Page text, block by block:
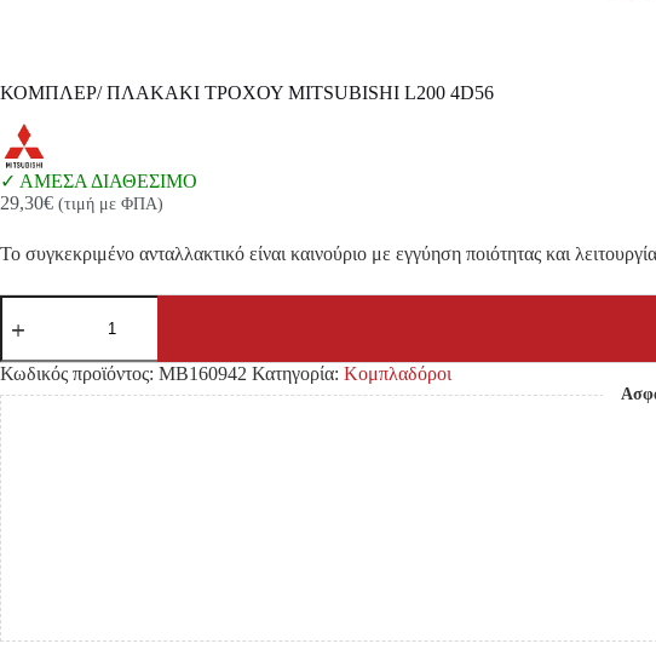
ΚΟΜΠΛΕΡ/ ΠΛΑΚΑΚΙ ΤΡΟΧΟΥ MITSUBISHI L200 4D56
ΑΜΕΣΑ ΔΙΑΘΕΣΙΜΟ
29,30€ (τιμή με ΦΠΑ)
Το συγκεκριμένο ανταλλακτικό είναι καινούριο με εγγύηση ποιότητας και
ΚΟΜΠΛΕΡ/
ΠΛΑΚΑΚΙ
MITSUBISHI
L200
4D56
ποσότητα
Κωδικός προϊόντος: MB160942 Κατηγορία: Κομπλαδόροι